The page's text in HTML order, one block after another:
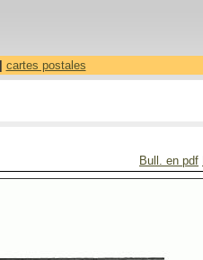
cartes postales
Bull. en pdf